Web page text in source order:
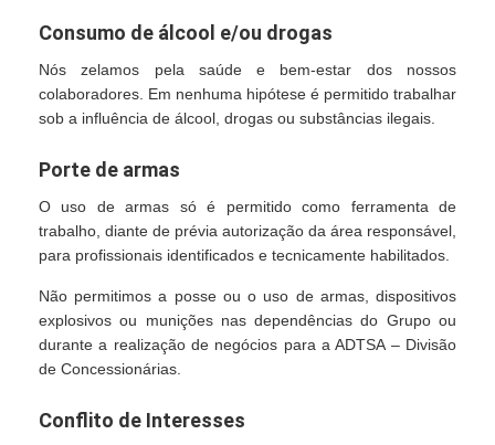
Consumo de álcool e/ou drogas
Nós zelamos pela saúde e bem-estar dos nossos
colaboradores. Em nenhuma hipótese é permitido trabalhar
sob a influência de álcool, drogas ou substâncias ilegais.
Porte de armas
O uso de armas só é permitido como ferramenta de
trabalho, diante de prévia autorização da área responsável,
para profissionais identificados e tecnicamente habilitados.
Não permitimos a posse ou o uso de armas, dispositivos
explosivos ou munições nas dependências do Grupo ou
durante a realização de negócios para a ADTSA – Divisão
de Concessionárias.
Conflito de Interesses